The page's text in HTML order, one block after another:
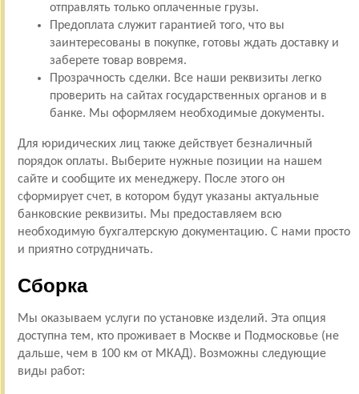
отправлять только оплаченные грузы.
Предоплата служит гарантией того, что вы
заинтересованы в покупке, готовы ждать доставку и
заберете товар вовремя.
Прозрачность сделки. Все наши реквизиты легко
проверить на сайтах государственных органов и в
банке. Мы оформляем необходимые документы.
Для юридических лиц также действует безналичный
порядок оплаты. Выберите нужные позиции на нашем
сайте и сообщите их менеджеру. После этого он
сформирует счет, в котором будут указаны актуальные
банковские реквизиты. Мы предоставляем всю
необходимую бухгалтерскую документацию. С нами просто
и приятно сотрудничать.
Сборка
Мы оказываем услуги по установке изделий. Эта опция
доступна тем, кто проживает в Москве и Подмосковье (не
дальше, чем в 100 км от МКАД). Возможны следующие
виды работ: